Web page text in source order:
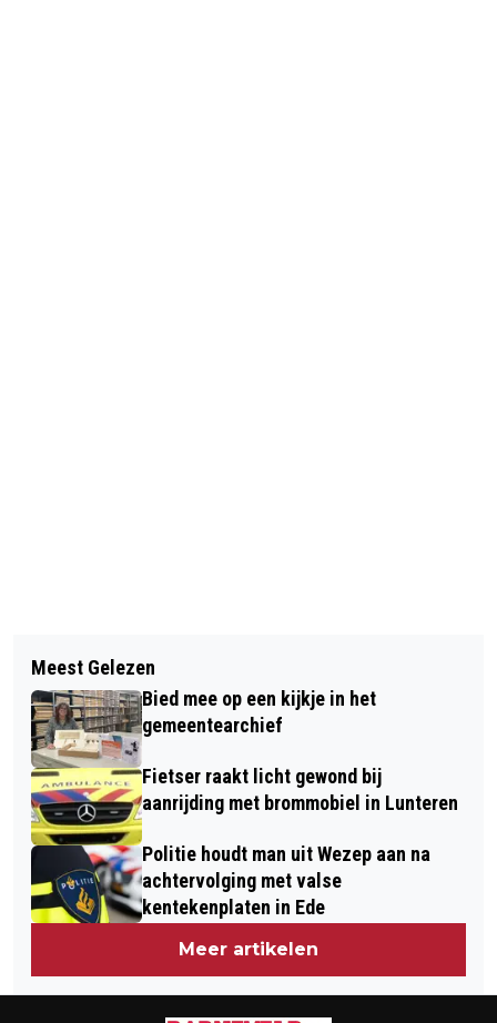
VLINDERS EN INSECTEN OP DE
GINKELSE HEIDE BELEEF DE NATUUR
BIJ NATUURCENTRUM DE GINKEL!
CAMPAGNE ‘OP VAKANTIE EN
MEDISCHE HULP NODIG?’ GESTART -
HUISARTSENSPOEDPOSTEN STARTEN
CAMPAGNE VOOR MENSEN OP
VAKANTIE
Meest Gelezen
Bied mee op een kijkje in het
gemeentearchief
Fietser raakt licht gewond bij
aanrijding met brommobiel in Lunteren
Politie houdt man uit Wezep aan na
achtervolging met valse
kentekenplaten in Ede
Meer artikelen